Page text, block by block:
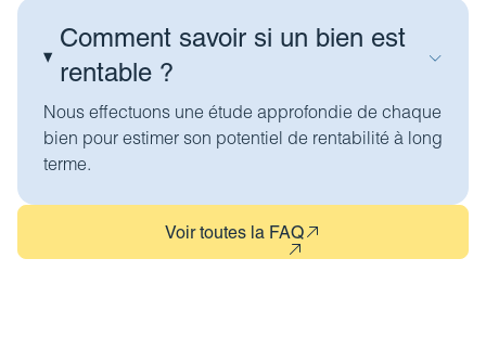
Comment savoir si un bien est
rentable ?
Nous effectuons une étude approfondie de chaque
bien pour estimer son potentiel de rentabilité à long
terme.
Voir toutes la FAQ